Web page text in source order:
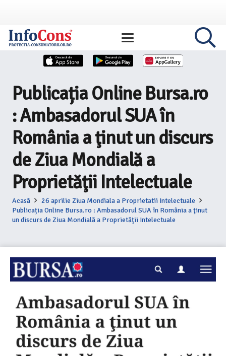
Publicația Online Bursa.ro
: Ambasadorul SUA în
România a ţinut un discurs
de Ziua Mondială a
Proprietăţii Intelectuale
Acasă
26 aprilie Ziua Mondiala a Proprietatii Intelectuale
Publicația Online Bursa.ro : Ambasadorul SUA în România a ţinut
un discurs de Ziua Mondială a Proprietăţii Intelectuale